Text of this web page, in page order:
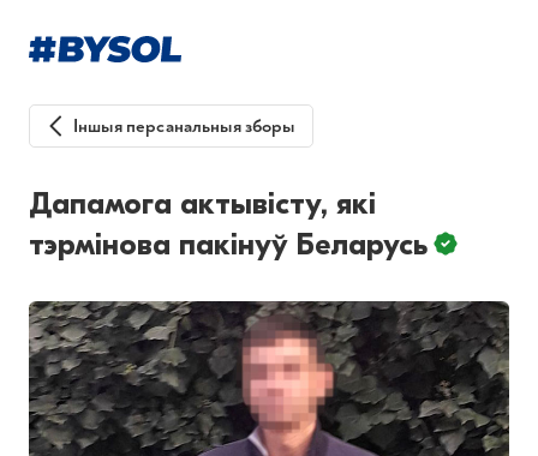
Іншыя персанальныя зборы
Дапамога актывісту, які
тэрмінова пакінуў Беларусь